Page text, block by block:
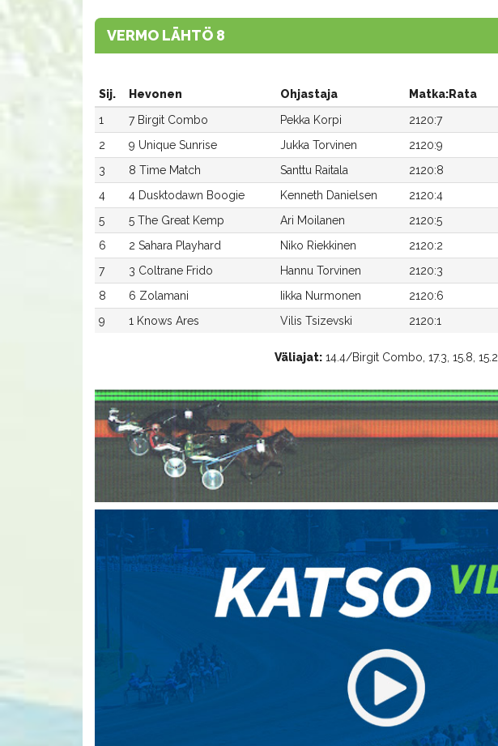
VERMO LÄHTÖ 8
Sij. Hevonen Ohjastaja Matka:Rata
1
7 Birgit Combo Pekka Korpi 2120:7
2
9 Unique Sunrise Jukka Torvinen 2120:9
3
8 Time Match Santtu Raitala 2120:8
4
4 Dusktodawn Boogie Kenneth Danielsen 2120:4
5
5 The Great Kemp Ari Moilanen 2120:5
6
2 Sahara Playhard Niko Riekkinen 2120:2
7
3 Coltrane Frido Hannu Torvinen 2120:3
8
6 Zolamani Iikka Nurmonen 2120:6
9
1 Knows Ares Vilis Tsizevski 2120:1
Väliajat: 14.4/Birgit Combo, 17.3, 15.8, 15.2